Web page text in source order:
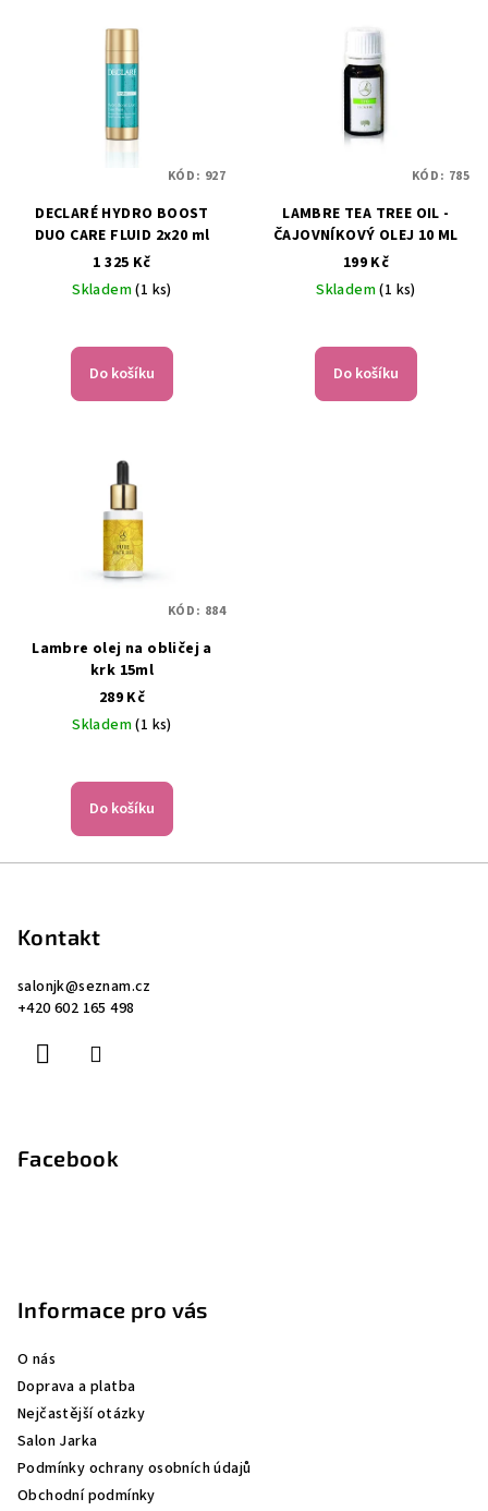
DECLARÉ HYDRO BOOST
DUO CARE FLUID 2x20 ml
1 325 Kč
Skladem(1 ks)
Do košíku
KÓD: 927
LAMBRE TEA TREE OIL -
ČAJOVNÍKOVÝ OLEJ 10 ML
199 Kč
Skladem(1 ks)
Do košíku
KÓD: 785
Lambre olej na obličej a
krk 15ml
289 Kč
Skladem(1 ks)
Do košíku
KÓD: 884
Kontakt
salonjk@seznam.cz
+420 602 165 498
Facebook
Informace pro vás
O nás
Doprava a platba
Nejčastější otázky
Salon Jarka
Podmínky ochrany osobních údajů
Obchodní podmínky